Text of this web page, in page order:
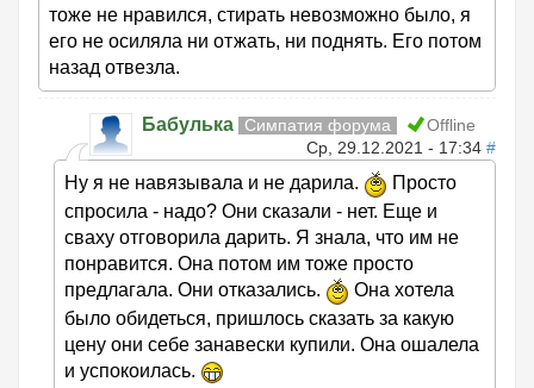
тоже не нравился, стирать невозможно было, я
его не осиляла ни отжать, ни поднять. Его потом
назад отвезла.
Бабулька Симпатия форума
Offline
Ср, 29.12.2021 - 17:34 #
Ну я не навязывала и не дарила.
Просто
спросила - надо? Они сказали - нет. Еще и
сваху отговорила дарить. Я знала, что им не
понравится. Она потом им тоже просто
предлагала. Они отказались.
Она хотела
было обидеться, пришлось сказать за какую
цену они себе занавески купили. Она ошалела
и успокоилась.